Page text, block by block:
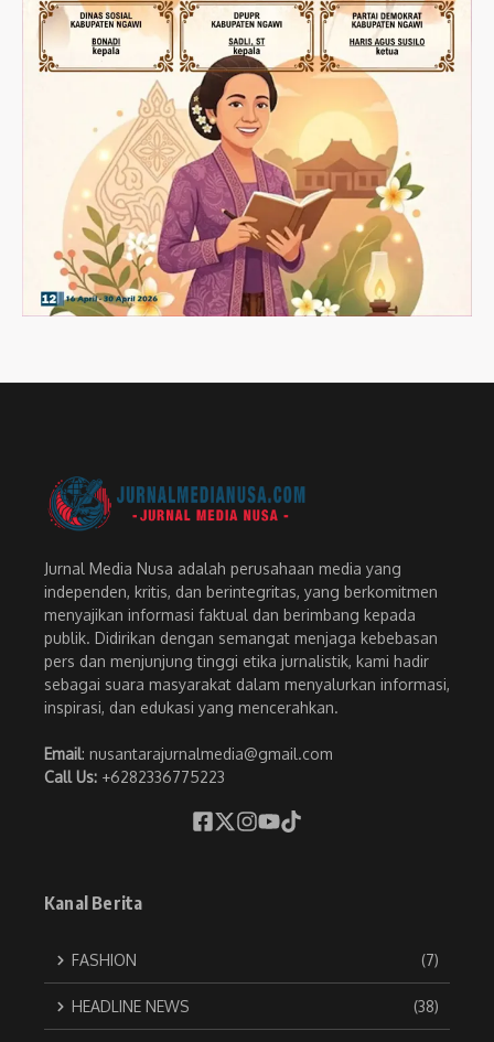
Jurnal Media Nusa adalah perusahaan media yang
independen, kritis, dan berintegritas, yang berkomitmen
menyajikan informasi faktual dan berimbang kepada
publik. Didirikan dengan semangat menjaga kebebasan
pers dan menjunjung tinggi etika jurnalistik, kami hadir
sebagai suara masyarakat dalam menyalurkan informasi,
inspirasi, dan edukasi yang mencerahkan.
Email: nusantarajurnalmedia@gmail.com
Call Us: +6282336775223
Kanal Berita
FASHION (7)
HEADLINE NEWS (38)